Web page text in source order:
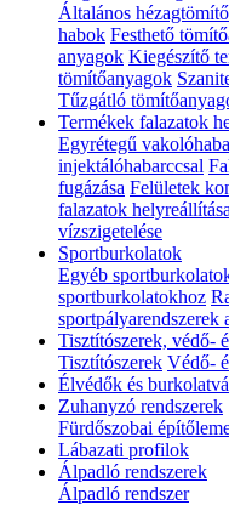
Általános
habok Festhető
anyagok Kiegészítő
tömítőanyagok
Tűzgátló
Termékek falazatok
Egyrétegű
injektálóhabarccsal
fugázása Felületek
falazatok helyreállítása
vízszigetelése
Sportburkolatok
Egyéb
sportburkolatokhoz
sportpályarendszerek
Tisztítószerek, védő-
Tisztítószerek Védő-
Élvédők és
Zuhanyzó rendszerek
Fürdőszobai
Lábazati profilok
Álpadló rendszerek
Álpadló rendszer